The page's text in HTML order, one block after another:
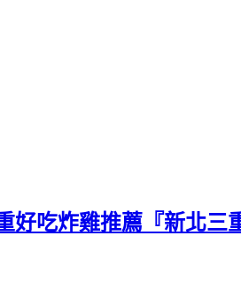
吃炸雞推薦『新北三